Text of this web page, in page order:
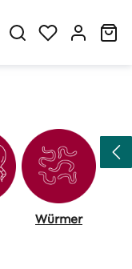
Du hast 0
Würmer